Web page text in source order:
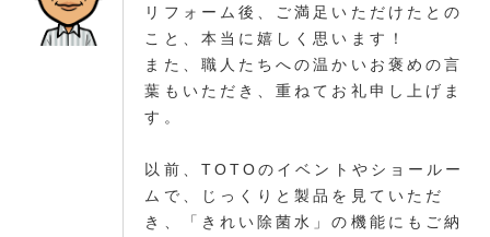
リフォーム後、ご満足いただけたとの
こと、本当に嬉しく思います！
また、職人たちへの温かいお褒めの言
葉もいただき、重ねてお礼申し上げま
す。
以前、TOTOのイベントやショールー
ムで、じっくりと製品を見ていただ
き、「きれい除菌水」の機能にもご納